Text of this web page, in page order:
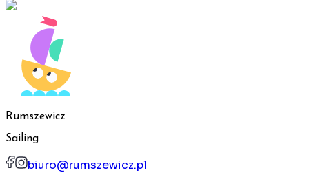
Rumszewicz
Sailing
biuro@rumszewicz.pl